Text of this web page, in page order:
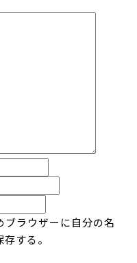
ブラウザーに自分の名
する。